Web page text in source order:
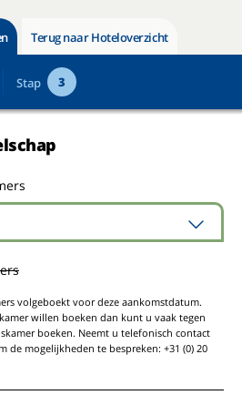
Terug naar Hoteloverzicht
Stap 3
volgeboekt voor deze aankomstdatum.
willen boeken dan kunt u vaak tegen
boeken. Neemt u telefonisch contact
de mogelijkheden te bespreken: +31 (0) 20